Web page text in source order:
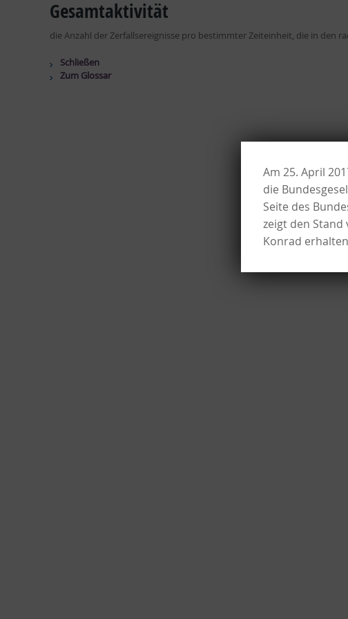
Gesamtaktivität
die Anzahl der Zerfallsereignisse pro bestimmter Zeiteinheit, die in den
Schließen
Zum Glossar
Am 25. April
die
Seite des
zeigt den
Konrad